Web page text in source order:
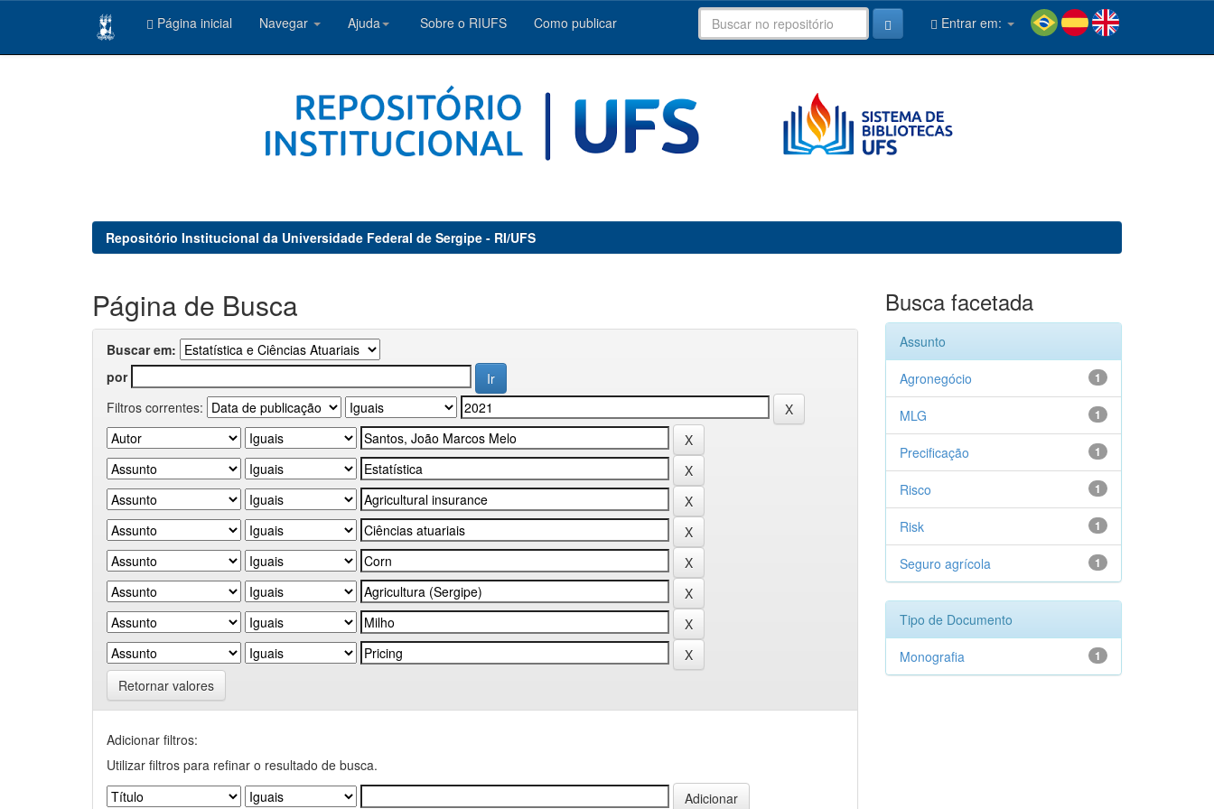
Página inicial Navegar Ajuda Sobre o RIUFS Como publicar Entrar em:
Repositório Institucional da Universidade Federal de Sergipe - RI/UFS
Página de Busca
Buscar em:
por
Filtros correntes:
Retornar valores
Adicionar filtros:
Utilizar filtros para refinar o resultado de busca.
Busca facetada
Assunto
1
Agronegócio
1
MLG
1
Precificação
1
Risco
1
Risk
1
Seguro agrícola
Tipo de Documento
1
Monografia